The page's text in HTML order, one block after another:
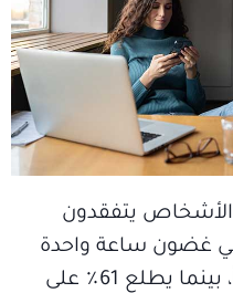
96٪ من الأشخاص يتفقدون
غضون ساعة واحدة
من الاستيقاظ صباحاً، بينما يطلع 61٪ على